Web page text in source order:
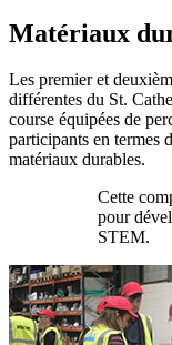
Matériaux
Les premier et
différentes du St.
course équipées de
participants en termes
matériaux durables.
Cette
pour
STEM.